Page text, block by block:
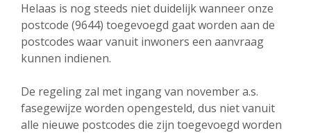
Helaas is nog steeds niet duidelijk wanneer onze
postcode (9644) toegevoegd gaat worden aan de
postcodes waar vanuit inwoners een aanvraag
kunnen indienen.
De regeling zal met ingang van november a.s.
fasegewijze worden opengesteld, dus niet vanuit
alle nieuwe postcodes die zijn toegevoegd worden